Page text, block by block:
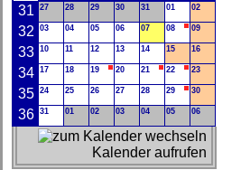
31
27 28 29 30 31 01 02
32 03 04 05 06 07 08 09
33 10 11 12 13 14 15 16
34 17 18 19 20 21 22 23
35 24 25 26 27 28 29 30
36 31 01 02 03 04 05 06
Kalender aufrufen